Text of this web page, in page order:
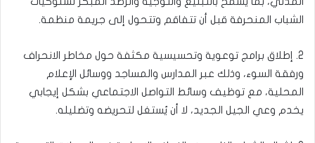
الشباب المنحرفة قبل أن تتفاقم وتتحول إلى جريمة منظمة.
2. إطلاق برامج توعوية وتحسيسية مكثفة حول مخاطر الانحراف
ورفقة السوء، وذلك عبر المدارس والمساجد ووسائل الإعلام
المحلية، مع توظيف وسائط التواصل الاجتماعي بشكل إيجابي
يخدم وعي الجيل الجديد، لا أن يُستغل لتحريضه وتضليله.